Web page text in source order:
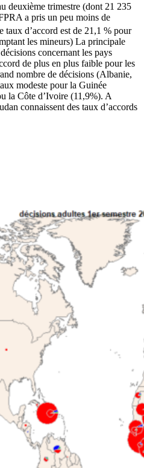
deuxième trimestre (dont 21 235
a pris un peu moins de
taux d’accord est de 21,1 % pour
les mineurs) La principale
concernant les pays
de plus en plus faible pour les
nombre de décisions (Albanie,
modeste pour la Guinée
la Côte d’Ivoire (11,9%). A
connaissent des taux d’accords